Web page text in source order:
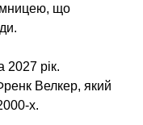
що
2027 рік.
Велкер, який
х.